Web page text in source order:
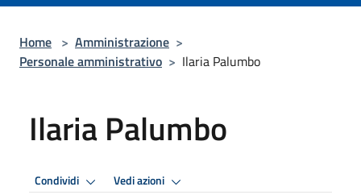
Home > Amministrazione >
Personale amministrativo > Ilaria Palumbo
Ilaria Palumbo
Condividi Vedi azioni